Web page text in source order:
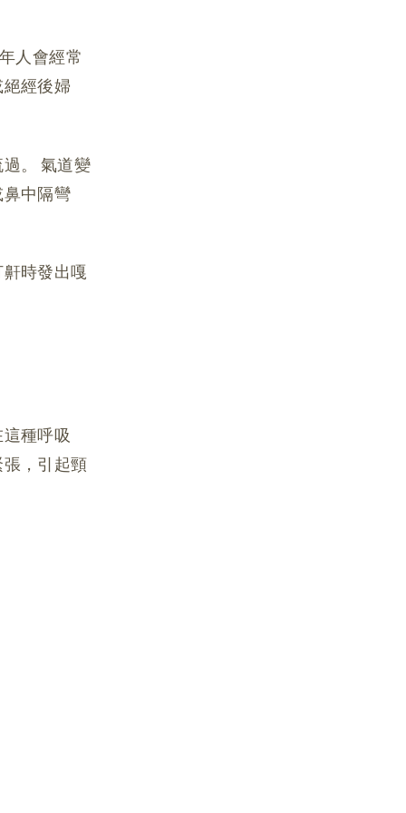
人會經常
經後婦
。 氣道變
中隔彎
時發出嘎
種呼吸
，引起頸